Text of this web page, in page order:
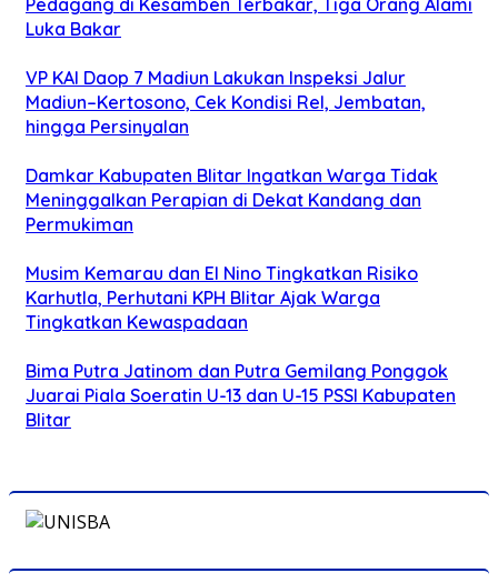
Luka Bakar
VP KAI Daop 7 Madiun Lakukan Inspeksi Jalur
Madiun–Kertosono, Cek Kondisi Rel, Jembatan,
hingga Persinyalan
Damkar Kabupaten Blitar Ingatkan Warga Tidak
Meninggalkan Perapian di Dekat Kandang dan
Permukiman
Musim Kemarau dan El Nino Tingkatkan Risiko
Karhutla, Perhutani KPH Blitar Ajak Warga
Tingkatkan Kewaspadaan
Bima Putra Jatinom dan Putra Gemilang Ponggok
Juarai Piala Soeratin U-13 dan U-15 PSSI Kabupaten
Blitar